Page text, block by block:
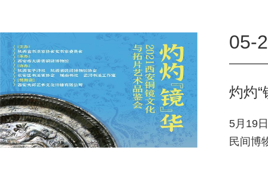
05-
灼灼
5月19
民间博